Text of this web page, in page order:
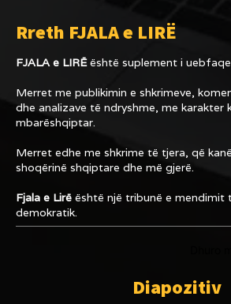
Rreth FJALA e LIRË
FJALA e LIRËështë suplement i
Merret me publikimin e shkrimeve,
dhe analizave të ndryshme, me karakter
mbarëshqiptar.
Merret edhe me shkrime të tjera, që
shoqërinë shqiptare dhe më gjerë.
Fjala e Lirë është një tribunë e mendimit
demokratik.
Diapozitiv